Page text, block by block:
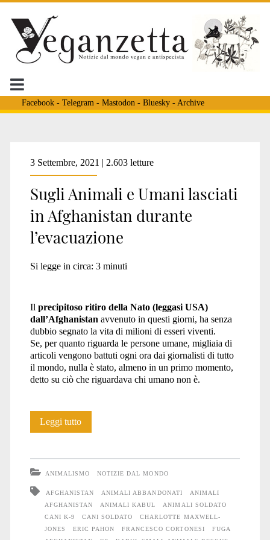
Facebook- Telegram - Mastodon - Bluesky- Archive
Tag:
<span>animali
abbandonati</span>
3 Settembre, 2021 | 2.603 letture
Sugli Animali e Umani lasciati
in Afghanistan durante
l’evacuazione
Si legge in circa: 3 minuti
Il precipitoso ritiro della Nato (leggasi USA)
dall’Afghanistan avvenuto in questi giorni, ha senza
dubbio segnato la vita di milioni di esseri viventi.
Se, per quanto riguarda le persone umane, migliaia di
articoli vengono battuti ogni ora dai giornalisti di tutto
il mondo, nulla è stato, almeno in un primo momento,
detto su ciò che riguardava chi umano non è.
Leggi tuttoSugli
lasciati
in
ANIMALISMO NOTIZIE DAL MONDO
AFGHANISTAN ANIMALI ABBANDONATI
ANIMALI
AFGHANISTAN
ANIMALI KABUL
ANIMALI SOLDATO
CANI K-9
CANI SOLDATO
CHARLOTTE MAXWELL-
JONES
ERIC PAHON FRANCESCO CORTONESI
FUGA